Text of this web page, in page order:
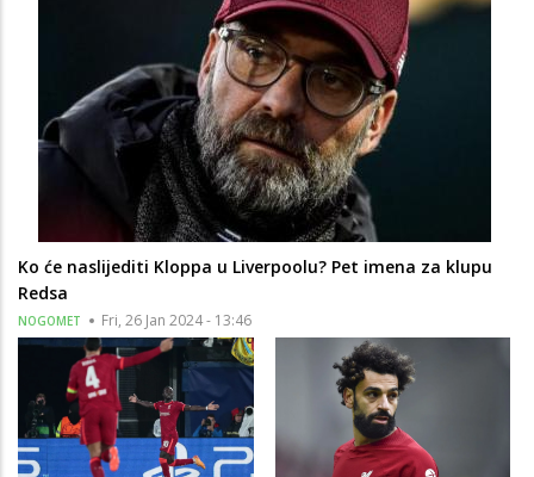
Ko će naslijediti Kloppa u Liverpoolu? Pet imena za klupu
Redsa
NOGOMET Fri, 26 Jan 2024 - 13:46